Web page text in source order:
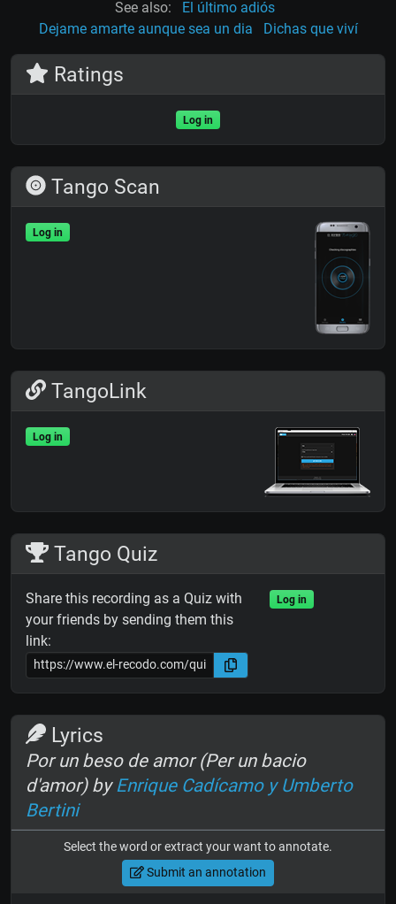
See also:
El último adiós
Dejame amarte aunque sea un dia
Dichas que viví
Ratings
Log in
Tango Scan
Log in
TangoLink
Log in
Tango Quiz
Share this recording as a Quiz with
your friends by sending them this
link:
Log in
Lyrics
Por un beso de amor (Per un bacio
d'amor) by Enrique Cadícamo y Umberto
Bertini
Select the word or extract your want to annotate.
Submit an annotation